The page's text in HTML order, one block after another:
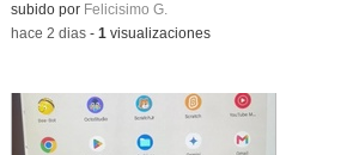
Contenido educativo.
subido por Felicisimo G.
-hace 2 dias- 1 visualizaciones